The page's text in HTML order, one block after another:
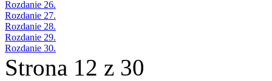
Rozdanie 26.
Rozdanie 27.
Rozdanie 28.
Rozdanie 29.
Rozdanie 30.
Strona 12 z 30